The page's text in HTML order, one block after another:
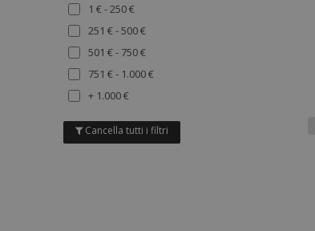
1 € - 250 €
251 € - 500 €
501 € - 750 €
751 € - 1.000 €
+ 1.000 €
Cancella tutti i filtri